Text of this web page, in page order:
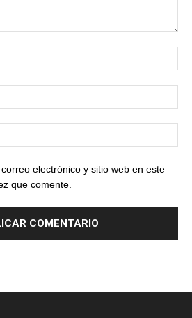
electrónico y sitio web en este
que comente.